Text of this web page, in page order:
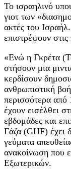
Το ισραηλινό
γιοτ των
ακτές του
επιστρέψουν
«Ενώ η Γκρέτα
στήσουν μια
κερδίσουν
ανθρωπιστική
περισσότερα από
έχουν εισέλθει
εβδομάδες και
Γάζα (GHF) έχει
γεύματα
ανακοίνωση που
Εξωτερικών.